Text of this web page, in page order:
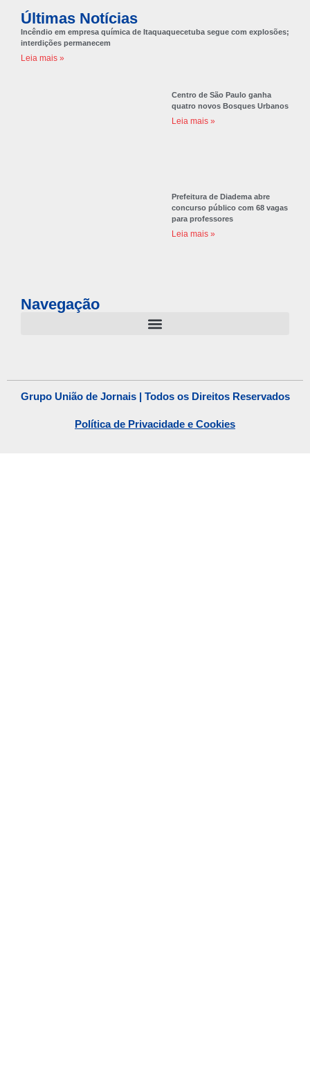
Últimas Notícias
Incêndio em empresa química de Itaquaquecetuba segue com explosões;
interdições permanecem
Leia mais »
Centro de São Paulo ganha
quatro novos Bosques Urbanos
Leia mais »
Prefeitura de Diadema abre
concurso público com 68 vagas
para professores
Leia mais »
Navegação
Grupo União de Jornais | Todos os Direitos Reservados
Política de Privacidade e Cookies